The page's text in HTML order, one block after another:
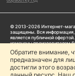
© 2013-2026 Интернет-
защищены. Вся информация,
является публичной
изменены производителем
ИП Жарук Александр
Пользуясь сайтом
прописанными в
Политике
Копирование любой
Обратите внимание,
предназначен для
достигли этого